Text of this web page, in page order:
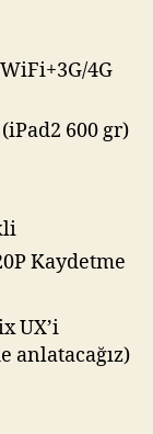
4G
600 gr)
Kaydetme
UX’i
anlatacağız)